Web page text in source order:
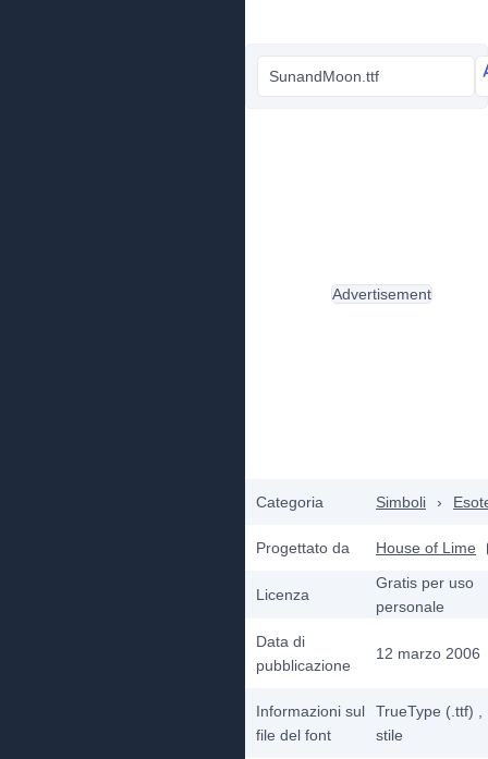
SunandMoon.ttf
Categoria Simboli ›
Progettato da House of Lime
Licenza
Gratis per uso
personale
Data di
pubblicazione
12 marzo 2006
Informazioni sul
file del font
TrueType (.ttf)
stile
Advertisement